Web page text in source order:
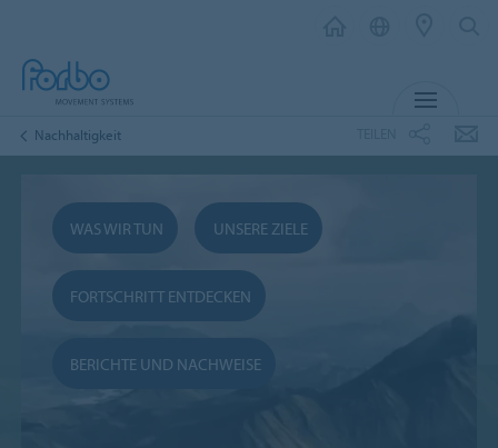
Nachhaltigkeit
WAS WIR TUN UNSERE ZIELE
FORTSCHRITT ENTDECKEN
BERICHTE UND NACHWEISE